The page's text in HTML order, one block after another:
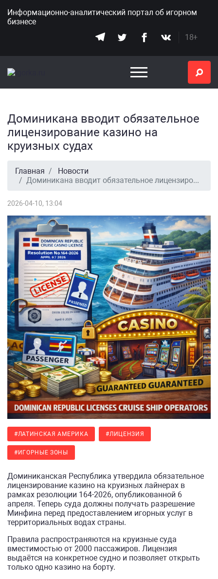
Информационно-аналитический портал об игорном
бизнесе
18+
Доминикана вводит обязательное
лицензирование казино на
круизных судах
Главная
Новости
Доминикана вводит обязательное лицензирование казино на круизных судах
2026-04-10, 13:04
#ЛАТИНСКАЯ АМЕРИКА #ЛИЦЕНЗИЯ
#ИГОРНЫЕ ЗОНЫ
Доминиканская Республика утвердила обязательное
лицензирование казино на круизных лайнерах в
рамках резолюции 164-2026, опубликованной 6
апреля. Теперь суда должны получать разрешение
Минфина перед предоставлением игорных услуг в
территориальных водах страны.
Правила распространяются на круизные суда
вместимостью от 2000 пассажиров. Лицензия
выдаётся на конкретное судно и позволяет открыть
только одно казино на борту.